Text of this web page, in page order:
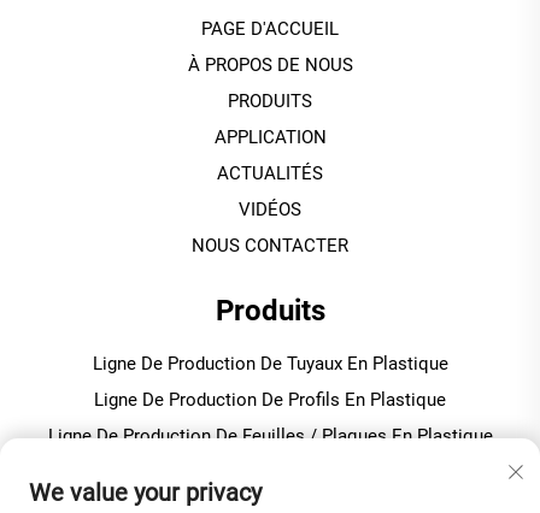
PAGE D'ACCUEIL
À PROPOS DE NOUS
PRODUITS
APPLICATION
ACTUALITÉS
VIDÉOS
NOUS CONTACTER
Produits
Ligne De Production De Tuyaux En Plastique
Ligne De Production De Profils En Plastique
Ligne De Production De Feuilles / Plaques En Plastique
We value your privacy